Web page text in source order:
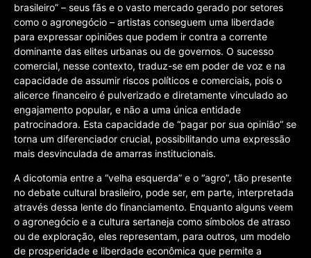
brasileiro” – seus fãs e o vasto mercado gerado por setores
como o agronegócio – artistas conseguem uma liberdade
para expressar opiniões que podem ir contra a corrente
dominante das elites urbanas ou de governos. O sucesso
comercial, nesse contexto, traduz-se em poder de voz e na
capacidade de assumir riscos políticos e comerciais, pois o
alicerce financeiro é pulverizado e diretamente vinculado ao
engajamento popular, e não a uma única entidade
patrocinadora. Esta capacidade de “pagar por sua opinião” se
torna um diferenciador crucial, possibilitando uma expressão
mais desvinculada de amarras institucionais.
A dicotomia entre a “velha esquerda” e o “agro”, tão presente
no debate cultural brasileiro, pode ser, em parte, interpretada
através dessa lente do financiamento. Enquanto alguns veem
o agronegócio e a cultura sertaneja como símbolos de atraso
ou de exploração, eles representam, para outros, um modelo
de prosperidade e liberdade econômica que permite a